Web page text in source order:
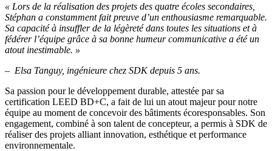
« Lors de la réalisation des projets des quatre écoles secondaires,
Stéphan a constamment fait preuve d’un enthousiasme remarquable.
Sa capacité à insuffler de la légèreté dans toutes les situations et à
fédérer l’équipe grâce à sa bonne humeur communicative a été un
atout inestimable. »
– Elsa Tanguy, ingénieure chez SDK depuis 5 ans.
Sa passion pour le développement durable, attestée par sa
certification LEED BD+C, a fait de lui un atout majeur pour notre
équipe au moment de concevoir des bâtiments écoresponsables. Son
engagement, combiné à son talent de concepteur, a permis à SDK de
réaliser des projets alliant innovation, esthétique et performance
environnementale.